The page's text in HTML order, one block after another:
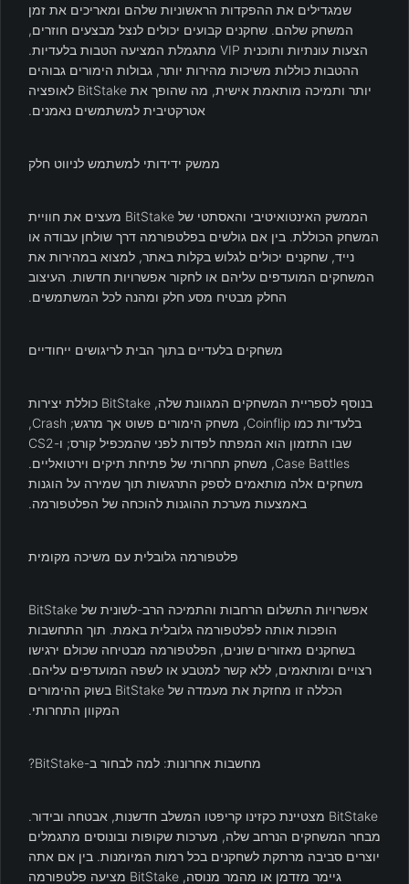
שמגדילים את ההפקדות הראשוניות שלהם ומאריכים את זמן
המשחק שלהם. שחקנים קבועים יכולים לנצל מבצעים חוזרים,
הצעות עונתיות ותוכנית VIP מתגמלת המציעה הטבות בלעדיות.
ההטבות כוללות משיכות מהירות יותר, גבולות הימורים גבוהים
יותר ותמיכה מותאמת אישית, מה שהופך את BitStake לאופציה
אטרקטיבית למשתמשים נאמנים.
ממשק ידידותי למשתמש לניווט חלק
הממשק האינטואיטיבי והאסתטי של BitStake מעצים את חוויית
המשחק הכוללת. בין אם גולשים בפלטפורמה דרך שולחן עבודה או
נייד, שחקנים יכולים לגלוש בקלות באתר, למצוא במהירות את
המשחקים המועדפים עליהם או לחקור אפשרויות חדשות. העיצוב
החלק מבטיח מסע חלק ומהנה לכל המשתמשים.
משחקים בלעדיים בתוך הבית לריגושים ייחודיים
בנוסף לספריית המשחקים המגוונת שלה, BitStake כוללת יצירות
בלעדיות כמו Coinflip, משחק הימורים פשוט אך מרגש; Crash,
שבו התזמון הוא המפתח לפדות לפני שהמכפיל קורס; ו-CS2
Case Battles, משחק תחרותי של פתיחת תיקים וירטואליים.
משחקים אלה מותאמים לספק התרגשות תוך שמירה על הוגנות
באמצעות מערכת ההוגנות להוכחה של הפלטפורמה.
פלטפורמה גלובלית עם משיכה מקומית
אפשרויות התשלום הרחבות והתמיכה הרב-לשונית של BitStake
הופכות אותה לפלטפורמה גלובלית באמת. תוך התחשבות
בשחקנים מאזורים שונים, הפלטפורמה מבטיחה שכולם ירגישו
רצויים ומותאמים, ללא קשר למטבע או לשפה המועדפים עליהם.
הכללה זו מחזקת את מעמדה של BitStake בשוק ההימורים
המקוון התחרותי.
מחשבות אחרונות: למה לבחור ב-BitStake?
BitStake מצטיינת כקזינו קריפטו המשלב חדשנות, אבטחה ובידור.
מבחר המשחקים הנרחב שלה, מערכות שקופות ובונוסים מתגמלים
יוצרים סביבה מרתקת לשחקנים בכל רמות המיומנות. בין אם אתה
גיימר מזדמן או מהמר מנוסה, BitStake מציעה פלטפורמה